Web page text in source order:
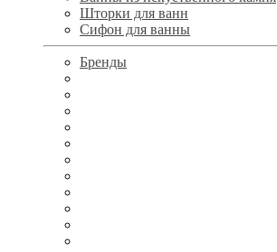
Шторки для ванн
Сифон для ванны
Бренды